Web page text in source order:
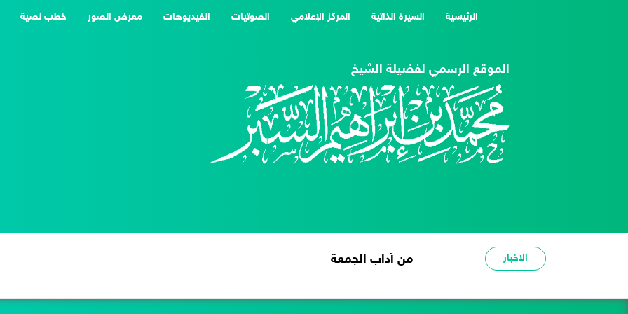
الرئيسية
(current) السيرة الذاتية المركز الإعلامي الصوتيات الفيديوهات معرض الصور خطب نصية
الموقع الرسمي لفضيلة الشيخ
الاخبار من آداب الجمعة